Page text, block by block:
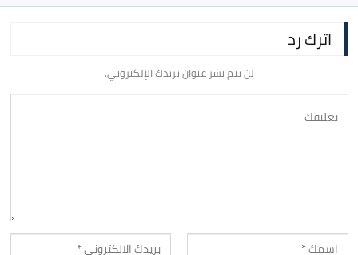
اترك رد
لن يتم نشر عنوان بريدك الإلكتروني.